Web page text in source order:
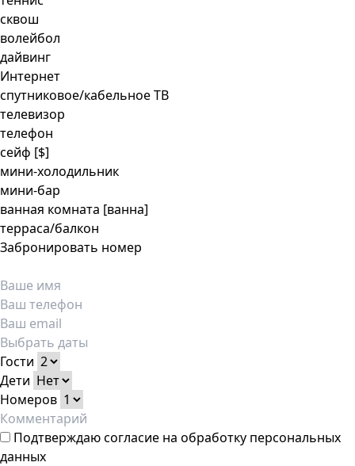
сквош
волейбол
дайвинг
Интернет
спутниковое/кабельное ТВ
телевизор
телефон
сейф [$]
мини-холодильник
мини-бар
ванная комната [ванна]
терраса/балкон
Забронировать номер
Гости
Дети
Номеров
Подтверждаюсогласие на обработку персональных
данных